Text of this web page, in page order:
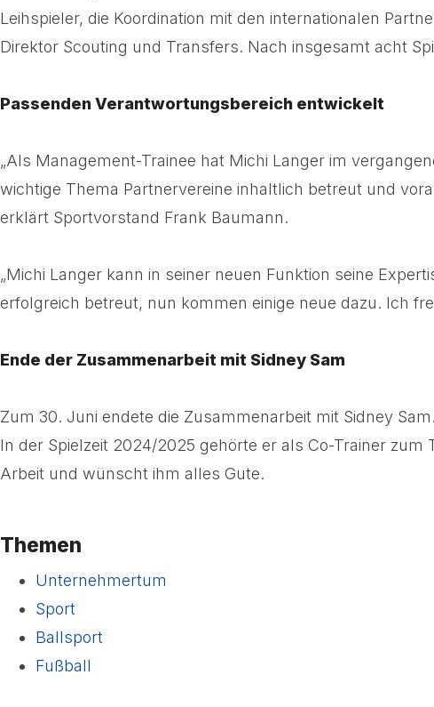
Leihspieler, die Koordination mit den internationalen
Direktor Scouting und Transfers. Nach insgesamt acht
Passenden Verantwortungsbereich entwickelt
„Als Management-Trainee hat Michi Langer im
wichtige Thema Partnervereine inhaltlich betreut und
erklärt Sportvorstand Frank Baumann.
„Michi Langer kann in seiner neuen Funktion seine
erfolgreich betreut, nun kommen einige neue dazu. Ich
Ende der Zusammenarbeit mit Sidney Sam
Zum 30. Juni endete die Zusammenarbeit mit Sidney
In der Spielzeit 2024/2025 gehörte er als Co-Trainer
Arbeit und wünscht ihm alles Gute.
Themen
Unternehmertum
Sport
Ballsport
Fußball